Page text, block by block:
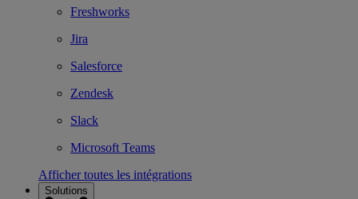
Freshworks
Jira
Salesforce
Zendesk
Slack
Microsoft Teams
Afficher toutes les intégrations
Solutions